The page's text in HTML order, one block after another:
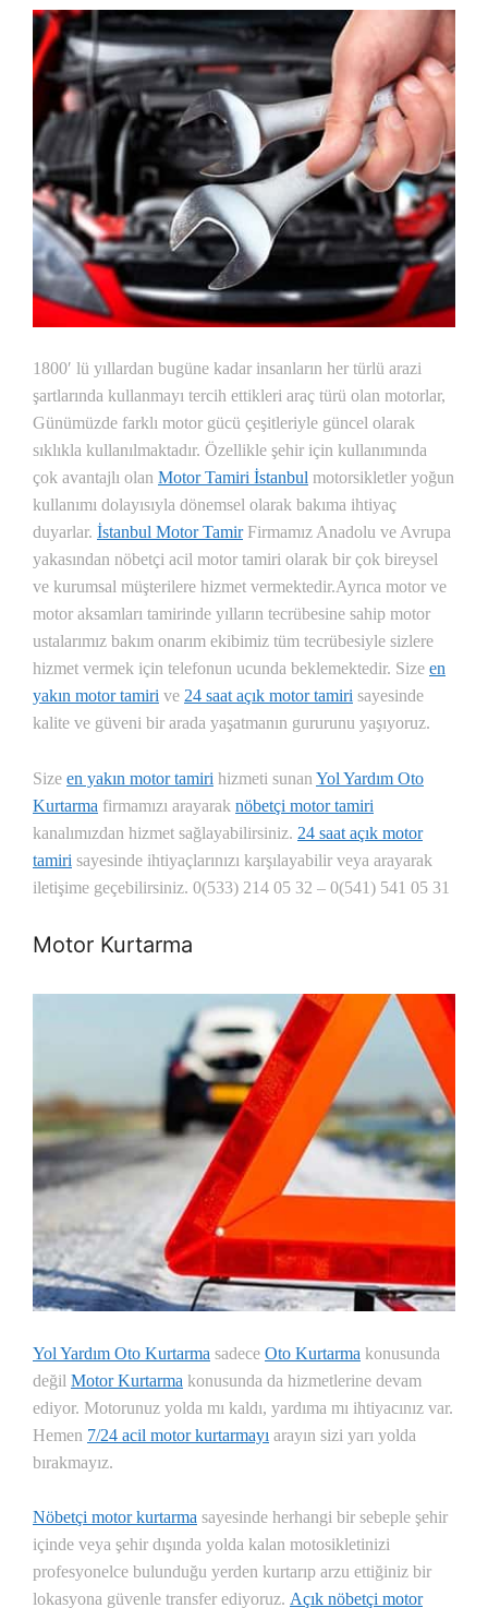
1800′ lü yıllardan bugüne kadar insanların her türlü arazi
şartlarında kullanmayı tercih ettikleri araç türü olan motorlar,
Günümüzde farklı motor gücü çeşitleriyle güncel olarak
sıklıkla kullanılmaktadır. Özellikle şehir için kullanımında
çok avantajlı olan Motor Tamiri İstanbul motorsikletler yoğun
kullanımı dolayısıyla dönemsel olarak bakıma ihtiyaç
duyarlar. İstanbul Motor TamirFirmamız Anadolu ve Avrupa
yakasından nöbetçi acil motor tamiri olarak bir çok bireysel
ve kurumsal müşterilere hizmet vermektedir.Ayrıca motor ve
motor aksamları tamirinde yılların tecrübesine sahip motor
ustalarımız bakım onarım ekibimiz tüm tecrübesiyle sizlere
hizmet vermek için telefonun ucunda beklemektedir. Size en
yakın motor tamiri ve 24 saat açık motor tamiri sayesinde
kalite ve güveni bir arada yaşatmanın gururunu yaşıyoruz.
Size en yakın motor tamiri hizmeti sunan Yol Yardım Oto
Kurtarma firmamızı arayarak nöbetçi motor tamiri
kanalımızdan hizmet sağlayabilirsiniz. 24 saat açık motor
tamiri sayesinde ihtiyaçlarınızı karşılayabilir veya arayarak
iletişime geçebilirsiniz. 0(533) 214 05 32 – 0(541) 541 05 31
Motor Kurtarma
Yol Yardım Oto Kurtarma sadece Oto Kurtarma konusunda
değil Motor Kurtarma konusunda da hizmetlerine devam
ediyor. Motorunuz yolda mı kaldı, yardıma mı ihtiyacınız var.
Hemen 7/24 acil motor kurtarmayı arayın sizi yarı yolda
bırakmayız.
Nöbetçi motor kurtarma sayesinde herhangi bir sebeple şehir
içinde veya şehir dışında yolda kalan motosikletinizi
profesyonelce bulunduğu yerden kurtarıp arzu ettiğiniz bir
lokasyona güvenle transfer ediyoruz. Açık nöbetçi motor